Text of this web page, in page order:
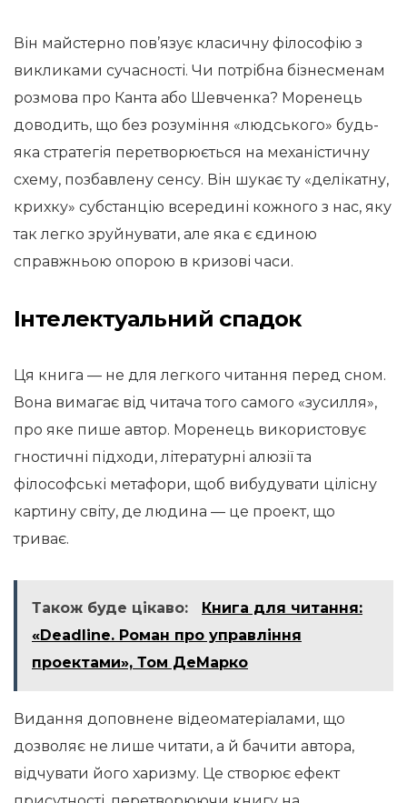
Він майстерно пов’язує класичну філософію з
викликами сучасності. Чи потрібна бізнесменам
розмова про Канта або Шевченка? Моренець
доводить, що без розуміння «людського» будь-
яка стратегія перетворюється на механістичну
схему, позбавлену сенсу. Він шукає ту «делікатну,
крихку» субстанцію всередині кожного з нас, яку
так легко зруйнувати, але яка є єдиною
справжньою опорою в кризові часи.
Інтелектуальний спадок
Ця книга — не для легкого читання перед сном.
Вона вимагає від читача того самого «зусилля»,
про яке пише автор. Моренець використовує
гностичні підходи, літературні алюзії та
філософські метафори, щоб вибудувати цілісну
картину світу, де людина — це проект, що
триває.
Також буде цікаво:
Книга для читання:
«Deadline. Роман про управління
проектами», Том ДеМарко
Видання доповнене відеоматеріалами, що
дозволяє не лише читати, а й бачити автора,
відчувати його харизму. Це створює ефект